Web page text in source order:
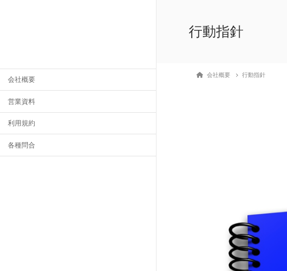
会社概要
営業資料
利用規約
各種問合
行動指針
会社概要 行動指針